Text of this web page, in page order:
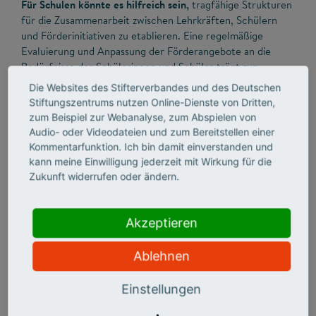
Für Schulen könnte es hilfreich sein,tragfähige Strukturen
für die Zusammenarbeit zwischen Lehrkräften, Schülern
und Förderinitiativen zu etablieren. Eine regelmäßige
Evaluierung und Anpassung der Förderangebote an die
Bedürfnisse der Schülerinnen und Schüler trägt zur
langfristigen Wirkung bei.
Mehr Info
Die Websites des Stifterverbandes und des Deutschen
Stiftungszentrums nutzen Online-Dienste von Dritten,
zum Beispiel zur Webanalyse, zum Abspielen von
Audio- oder Videodateien und zum Bereitstellen einer
Kommentarfunktion. Ich bin damit einverstanden und
kann meine Einwilligung jederzeit mit Wirkung für die
Zukunft widerrufen oder ändern.
Akzeptieren
Ablehnen
Einstellungen